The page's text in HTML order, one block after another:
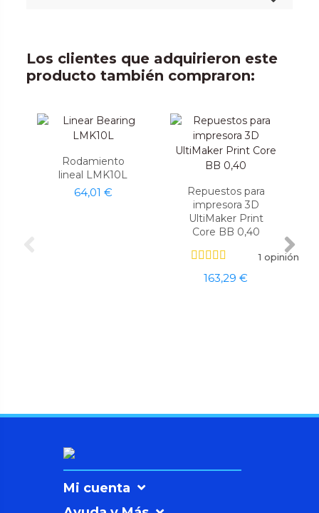
Los clientes que adquirieron este
producto también compraron:
Rodamiento
lineal LMK10L
64,01 €
Repuestos para
impresora 3D
UltiMaker Print
Core BB 0,40
1 opinión
163,29 €
Mi cuenta